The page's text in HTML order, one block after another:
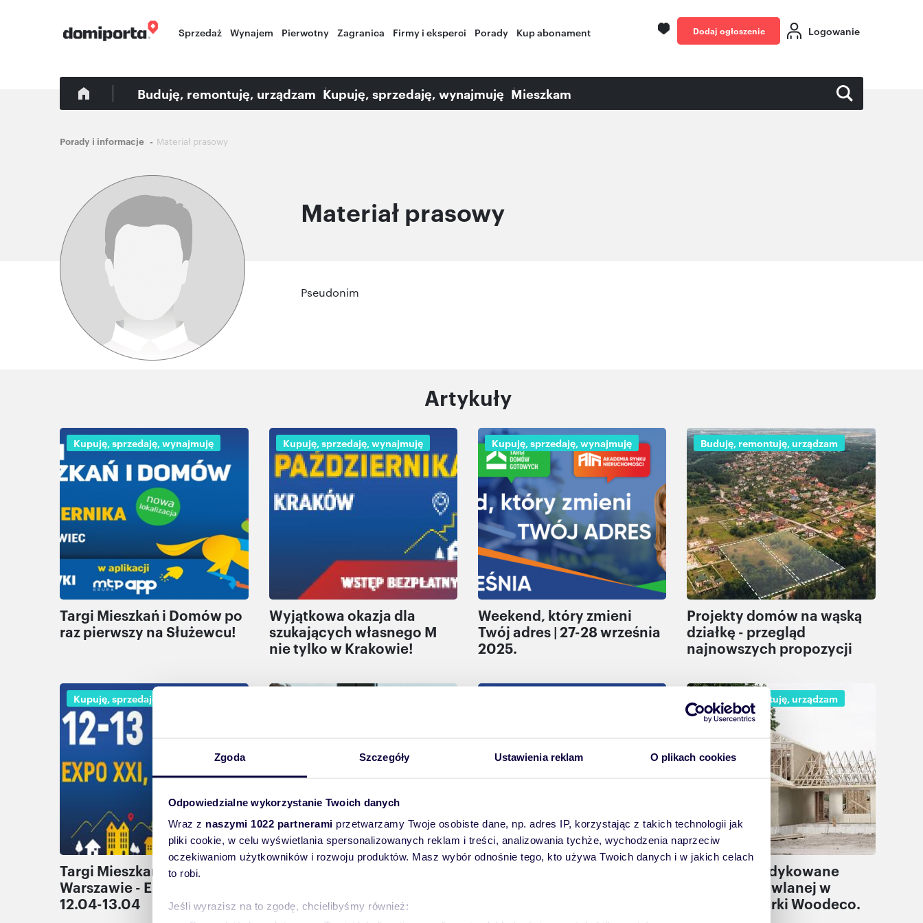
Zgoda Szczegóły Ustawienia reklam O plikach cookies
Odpowiedzialne wykorzystanie Twoich danych
Wraz z naszymi 1022 partnerami przetwarzamy Twoje osobiste dane, np. adres IP, korzystając z takich technologii jak
pliki cookie, w celu wyświetlania spersonalizowanych reklam i treści, analizowania tychże, wychodzenia naprzeciw
oczekiwaniom użytkowników i rozwoju produktów. Masz wybór odnośnie tego, kto używa Twoich danych i w jakich celach
to robi.
Jeśli wyrazisz na to zgodę, chcielibyśmy również:
Sprzedaż Wynajem Pierwotny Zagranica Firmy i eksperci Porady Kup abonament Dodaj ogłoszenie Logowanie
Buduję, remontuję, urządzam Kupuję, sprzedaję, wynajmuję Mieszkam
Ścieżka
Porady i informacje Materiał prasowy
Materiał prasowy
Pseudonim
Artykuły
Kupuję, sprzedaję, wynajmuję
Targi Mieszkań i Domów po
raz pierwszy na Służewcu!
Kupuję, sprzedaję, wynajmuję
Wyjątkowa okazja dla
szukających własnego M
nie tylko w Krakowie!
Kupuję, sprzedaję, wynajmuję
Weekend, który zmieni
Twój adres | 27-28 września
2025.
Buduję, remontuję, urządzam
Projekty domów na wąską
działkę - przegląd
najnowszych propozycji
Kupuję, sprzedaję, wynajmuję
Targi Mieszkań i Domów w
Warszawie - Expo XXI -
12.04-13.04
przygotować do kredytu
Buduję, remontuję, urządzam
Produkty dedykowane
branży budowlanej w
portfolio marki Woodeco.